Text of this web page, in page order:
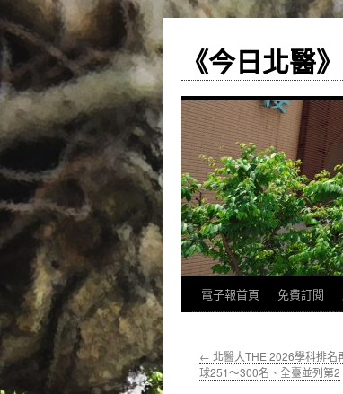
《今日北醫
跳
主
電子報首頁 免費訂閱
← 北醫大THE 2026學科排名
球251～300名、全臺並列第2